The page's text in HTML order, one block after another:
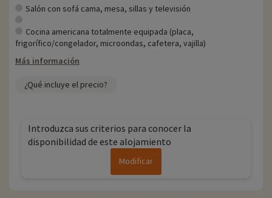
Salón con sofá cama, mesa, sillas y televisión
Cocina americana totalmente equipada (placa,
frigorífico/congelador, microondas, cafetera, vajilla)
Más información
¿Qué incluye el precio?
Introduzca sus criterios para conocer la
disponibilidad de este alojamiento
Modificar